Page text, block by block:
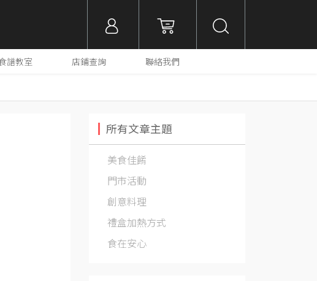
譜教室 店鋪查詢 聯絡我們
所有文章主題
美食佳餚
門市活動
創意料理
禮盒加熱方式
食在安心